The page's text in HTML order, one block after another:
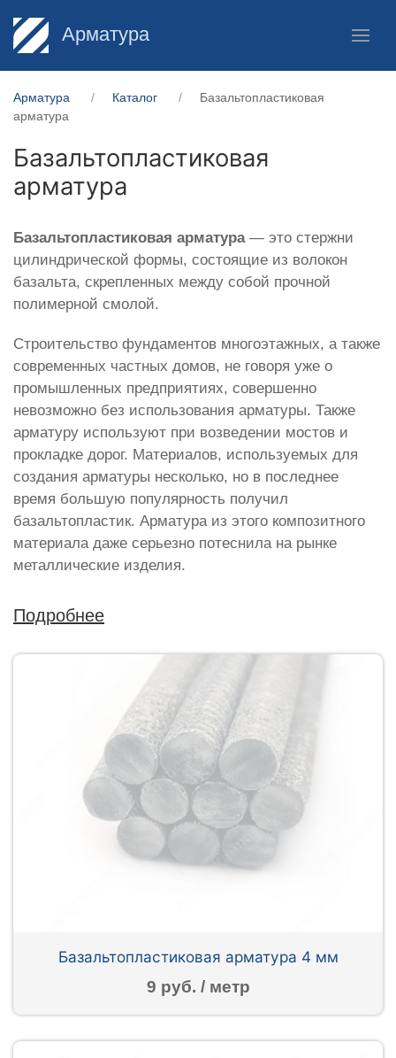
Арматура
Арматура Каталог
Базальтопластиковая
арматура
Базальтопластиковая
арматура
Базальтопластиковая арматура— это стержни
цилиндрической формы, состоящие из волокон
базальта, скрепленных между собой прочной
полимерной смолой.
Строительство фундаментов многоэтажных, а также
современных частных домов, не говоря уже о
промышленных предприятиях, совершенно
невозможно без использования арматуры. Также
арматуру используют при возведении мостов и
прокладке дорог. Материалов, используемых для
создания арматуры несколько, но в последнее
время большую популярность получил
базальтопластик. Арматура из этого композитного
материала даже серьезно потеснила на рынке
металлические изделия.
Подробнее
Базальтопластиковая арматура 4 мм
9 руб. / метр